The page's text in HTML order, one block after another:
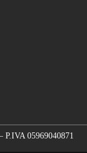
05969040871